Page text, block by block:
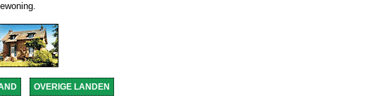
OVERIGE LANDEN